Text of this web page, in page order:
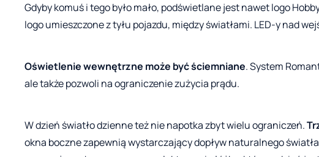
Gdyby komuś i tego było mało, podświetlane jest nawet logo
logo umieszczone z tyłu pojazdu, między światłami. LED-y nad
Oświetlenie wewnętrzne może być ściemniane. System
ale także pozwoli na ograniczenie zużycia prądu.
W dzień światło dzienne też nie napotka zbyt wielu ograniczeń.
okna boczne zapewnią wystarczający dopływ naturalnego